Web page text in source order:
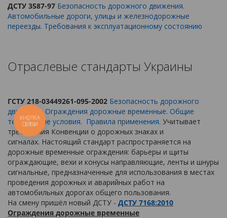
ДСТУ 3587-97 Безопасность дорожного движения.
Автомобильные дороги, улицы и железнодорожные
переезды. Требования к эксплуатационному состоянию
Отраслевые стандарты Украины
ГСТУ 218-03449261-095-2002 Безопасность дорожного
движения. Ограждения дорожные временные. Общие
технические условия. Правила применения. Учитывает
требования Конвенции о дорожных знаках и
сигналах. Настоящий стандарт распространяется на
дорожные временные ограждения: барьеры и щиты
ограждающие, вехи и конусы направляющие, ленты и шнуры
сигнальные, предназначенные для использования в местах
проведения дорожных и аварийных работ на
автомобильных дорогах общего пользования.
На смену пришёл новый ДСТУ - ДСТУ 7168:2010
Ограждения дорожные временные
КНОПКА
СВЯЗИ